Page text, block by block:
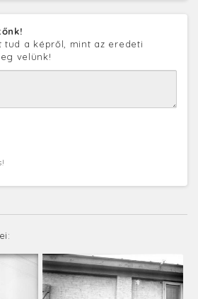
a képről, mint az eredeti
velünk!